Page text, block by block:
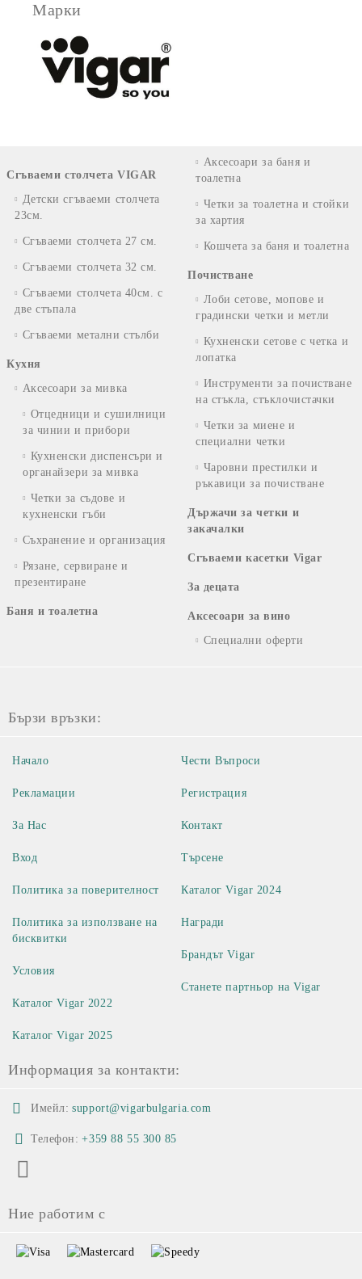
Марки
Сгъваеми столчета VIGAR
Детски сгъваеми столчета
23см.
Сгъваеми столчета 27 см.
Сгъваеми столчета 32 см.
Сгъваеми столчета 40см. с
две стъпала
Сгъваеми метални стълби
Кухня
Аксесоари за мивка
Отцедници и сушилници
за чинии и прибори
Кухненски диспенсъри и
органайзери за мивка
Четки за съдове и
кухненски гъби
Съхранение и организация
Рязане, сервиране и
презентиране
Баня и тоалетна
Аксесоари за баня и
тоалетна
Четки за тоалетна и стойки
за хартия
Кошчета за баня и тоалетна
Почистване
Лоби сетове, мопове и
градински четки и метли
Кухненски сетове с четка и
лопатка
Инструменти за почистване
на стъкла, стъклочистачки
Четки за миене и
специални четки
Чаровни престилки и
ръкавици за почистване
Държачи за четки и
закачалки
Сгъваеми касетки Vigar
За децата
Аксесоари за вино
Специални оферти
Бързи връзки:
Начало
Рекламации
За Нас
Вход
Чести Въпроси
Регистрация
Контакт
Търсене
Политика за поверителност
Политика за използване на
бисквитки
Условия
Каталог Vigar 2022
Каталог Vigar 2024
Награди
Брандът Vigar
Станете партньор на Vigar
Каталог Vigar 2025
Информация за контакти:
Имейл: support@vigarbulgaria.com
Телефон: +359 88 55 300 85
Ние работим с